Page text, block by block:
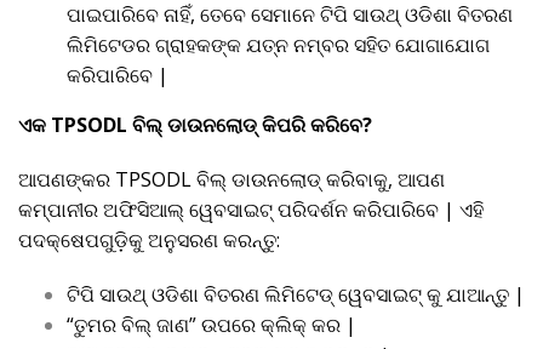
ପାଇପାରିବେ ନାହିଁ, ତେବେ ସେମାନେ ଟିପି ସାଉଥ୍ ଓଡିଶା ବିତରଣ
ଲିମିଟେଡର ଗ୍ରାହକଙ୍କ ଯତ୍ନ ନମ୍ବର ସହିତ ଯୋଗାଯୋଗ
କରିପାରିବେ |
ଏକ TPSODL ବିଲ୍ ଡାଉନଲୋଡ୍ କିପରି କରିବେ?
ଆପଣଙ୍କର TPSODL ବିଲ୍ ଡାଉନଲୋଡ୍ କରିବାକୁ, ଆପଣ
କମ୍ପାନୀର ଅଫିସିଆଲ୍ ୱେବସାଇଟ୍ ପରିଦର୍ଶନ କରିପାରିବେ | ଏହି
ପଦକ୍ଷେପଗୁଡ଼ିକୁ ଅନୁସରଣ କରନ୍ତୁ:
ଟିପି ସାଉଥ୍ ଓଡିଶା ବିତରଣ ଲିମିଟେଡ୍ ୱେବସାଇଟ୍ କୁ ଯାଆନ୍ତୁ |
“ତୁମର ବିଲ୍ ଜାଣ” ଉପରେ କ୍ଲିକ୍ କର |